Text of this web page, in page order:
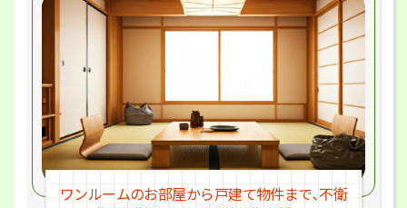
ワンルームのお部屋から戸建て物件まで､不衛